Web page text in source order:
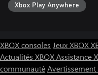
Xbox Play Anywhere
XBOX consoles Jeux XBOX
Actualités XBOXAssistance
communautéAvertissement